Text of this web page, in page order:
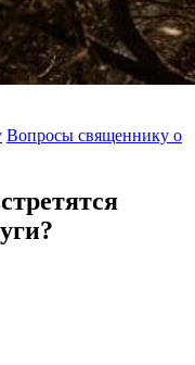
Вопросы священнику о